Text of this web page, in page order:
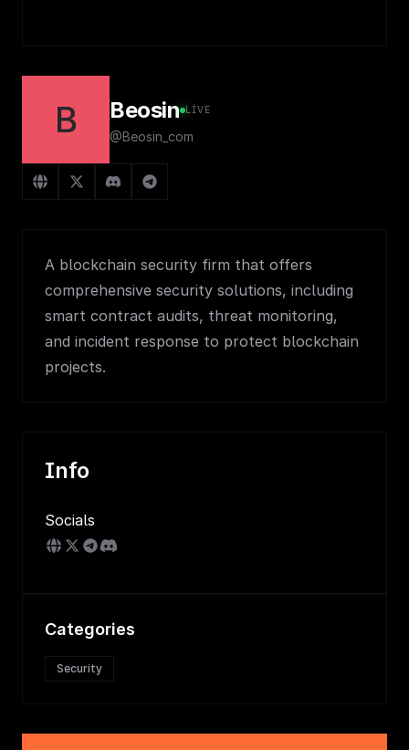
B Beosin LIVE
@Beosin_com
A blockchain security firm that offers
comprehensive security solutions, including
smart contract audits, threat monitoring,
and incident response to protect blockchain
projects.
Info
Socials
Categories
Security